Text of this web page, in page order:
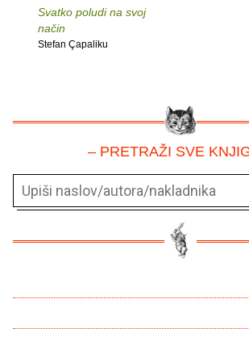
Svatko poludi na svoj
način
Stefan Çapaliku
– PRETRAŽI SVE